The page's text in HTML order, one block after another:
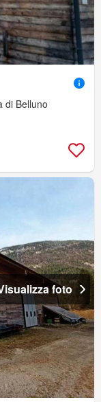
di Belluno
foto